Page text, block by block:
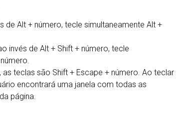
de Alt + número, tecle simultaneamente Alt +
invés de Alt + Shift + número, tecle
teclas são Shift + Escape + número. Ao teclar
encontrará uma janela com todas as
página.